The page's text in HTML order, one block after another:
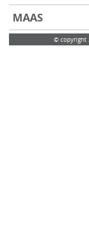
MAAS
© copyright